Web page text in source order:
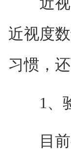
近视度
习惯，
1、验
目前有